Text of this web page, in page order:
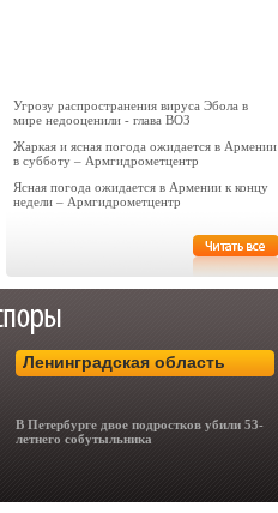
Угрозу распространения вируса Эбола в
мире недооценили - глава ВОЗ
Жаркая и ясная погода ожидается в Армении
в субботу – Армгидрометцентр
Ясная погода ожидается в Армении к концу
недели – Армгидрометцентр
Ленинградская область
В Петербурге двое подростков убили 53-
летнего собутыльника